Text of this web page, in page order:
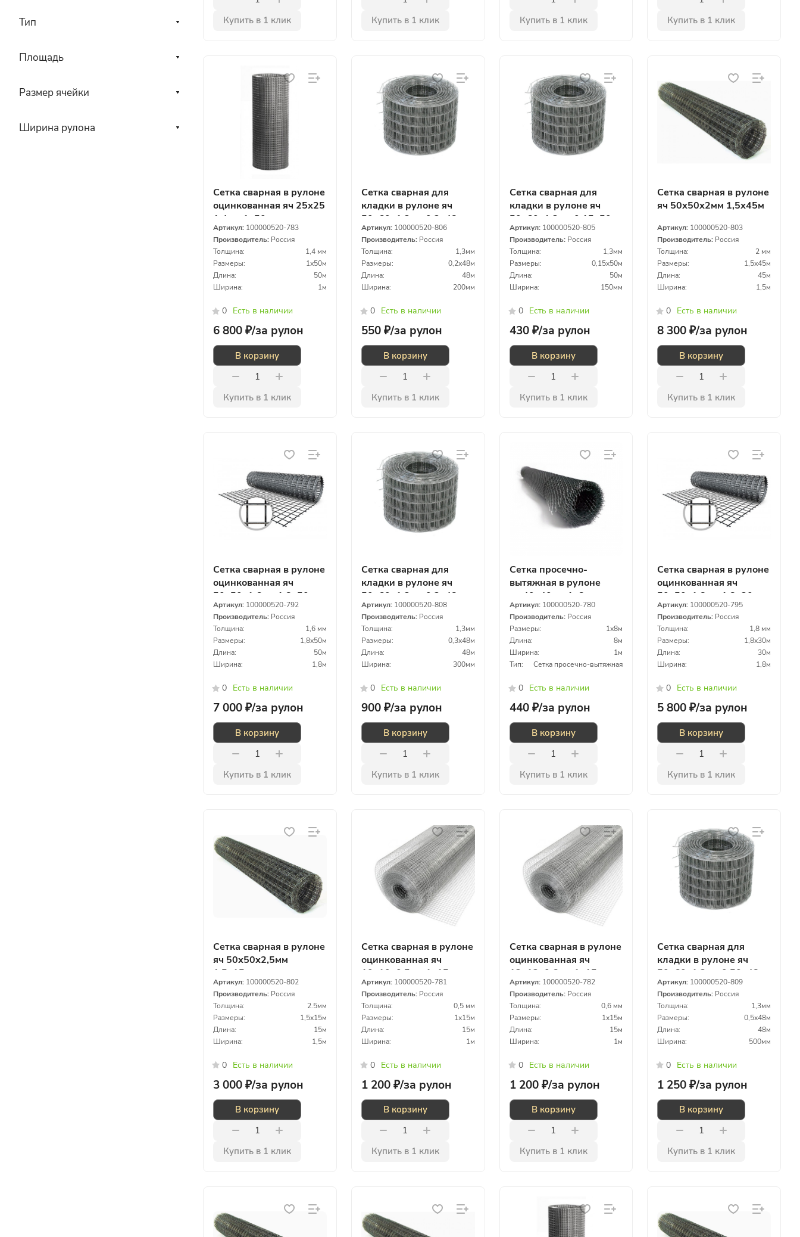
Купить в 1 клик Купить в 1 клик Купить в 1 клик Купить в 1 клик
Сетка сварная в рулоне
оцинкованная яч 25х25
1,4мм 1х50м
Артикул: 100000520-783
Производитель: Россия
Толщина:
1,4 мм
Размеры:
1х50м
Длина:
50м
Ширина:
1м
0 Есть в наличии
6 800 ₽/за рулон
В корзину
Купить в 1 клик
Сетка сварная для
кладки в рулоне яч
50х60х1,3мм 0,2х48м
Артикул: 100000520-806
Производитель: Россия
Толщина:
1,3мм
Размеры:
0,2х48м
Длина:
48м
Ширина:
200мм
0 Есть в наличии
550 ₽/за рулон
В корзину
Купить в 1 клик
Сетка сварная для
кладки в рулоне яч
50х60х1,3мм 0,15х50м
Артикул: 100000520-805
Производитель: Россия
Толщина:
1,3мм
Размеры:
0,15х50м
Длина:
50м
Ширина:
150мм
0 Есть в наличии
430 ₽/за рулон
В корзину
Купить в 1 клик
Сетка сварная в рулоне
яч 50х50х2мм 1,5х45м
Артикул: 100000520-803
Производитель: Россия
Толщина:
2 мм
Размеры:
1,5х45м
Длина:
45м
Ширина:
1,5м
0 Есть в наличии
8 300 ₽/за рулон
В корзину
Купить в 1 клик
Сетка сварная в рулоне
оцинкованная яч
50х50х1,6мм 1,8х50м
Артикул: 100000520-792
Производитель: Россия
Толщина:
1,6 мм
Размеры:
1,8х50м
Длина:
50м
Ширина:
1,8м
0 Есть в наличии
7 000 ₽/за рулон
В корзину
Купить в 1 клик
Сетка сварная для
кладки в рулоне яч
50х60х1,3мм 0,3х48м
Артикул: 100000520-808
Производитель: Россия
Толщина:
1,3мм
Размеры:
0,3х48м
Длина:
48м
Ширина:
300мм
0 Есть в наличии
900 ₽/за рулон
В корзину
Купить в 1 клик
Сетка просечно-
вытяжная в рулоне
яч.40х40мм 1х8м
Артикул: 100000520-780
Производитель: Россия
Размеры:
1х8м
Длина:
8м
Ширина:
1м
Тип:
Сетка просечно-вытяжная
0 Есть в наличии
440 ₽/за рулон
В корзину
Купить в 1 клик
Сетка сварная в рулоне
оцинкованная яч
50х50х1,8мм 1,8х30м
Артикул: 100000520-795
Производитель: Россия
Толщина:
1,8 мм
Размеры:
1,8х30м
Длина:
30м
Ширина:
1,8м
0 Есть в наличии
5 800 ₽/за рулон
В корзину
Купить в 1 клик
Сетка сварная в рулоне
яч 50х50х2,5мм
1,5х15м
Артикул: 100000520-802
Производитель: Россия
Толщина:
2.5мм
Размеры:
1,5х15м
Длина:
15м
Ширина:
1,5м
0 Есть в наличии
3 000 ₽/за рулон
В корзину
Купить в 1 клик
Сетка сварная в рулоне
оцинкованная яч
10х10х0,5мм 1х15м
Артикул: 100000520-781
Производитель: Россия
Толщина:
0,5 мм
Размеры:
1х15м
Длина:
15м
Ширина:
1м
0 Есть в наличии
1 200 ₽/за рулон
В корзину
Купить в 1 клик
Сетка сварная в рулоне
оцинкованная яч
12х12х0,6мм 1х15м
Артикул: 100000520-782
Производитель: Россия
Толщина:
0,6 мм
Размеры:
1х15м
Длина:
15м
Ширина:
1м
0 Есть в наличии
1 200 ₽/за рулон
В корзину
Купить в 1 клик
Сетка сварная для
кладки в рулоне яч
50х60х1,3мм 0,50х48м
Артикул: 100000520-809
Производитель: Россия
Толщина:
1,3мм
Размеры:
0,5х48м
Длина:
48м
Ширина:
500мм
0 Есть в наличии
1 250 ₽/за рулон
В корзину
Купить в 1 клик
Тип
Площадь
Размер ячейки
Ширина рулона